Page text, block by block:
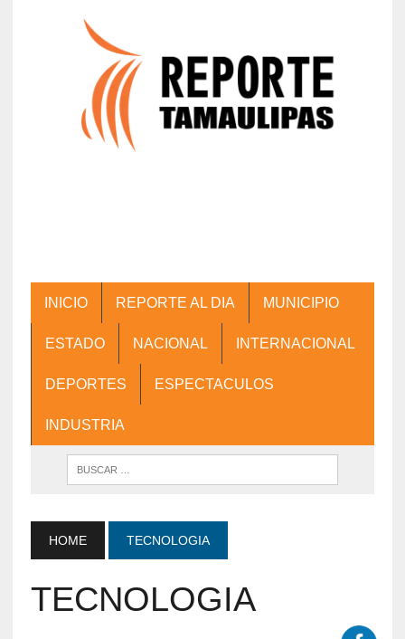
INICIO REPORTE AL DIA MUNICIPIO
ESTADO NACIONAL INTERNACIONAL
DEPORTES ESPECTACULOS
INDUSTRIA
HOME TECNOLOGIA
TECNOLOGIA